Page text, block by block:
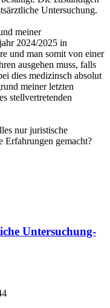
Untersuchung.
meiner
2024/2025 in
und man somit von einer
ausgehen muss, falls
dies medizinsch absolut
meiner letzten
stellvertretenden
nur juristische
Erfahrungen gemacht?
Untersuchung-